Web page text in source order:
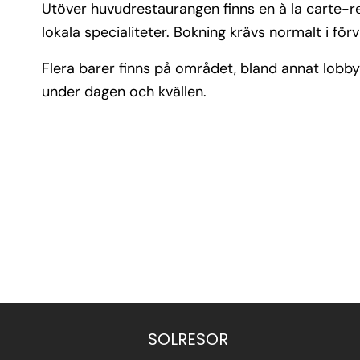
Utöver huvudrestaurangen finns en à la carte-
lokala specialiteter. Bokning krävs normalt i
Flera barer finns på området, bland annat
under dagen och kvällen.
SOLRESOR